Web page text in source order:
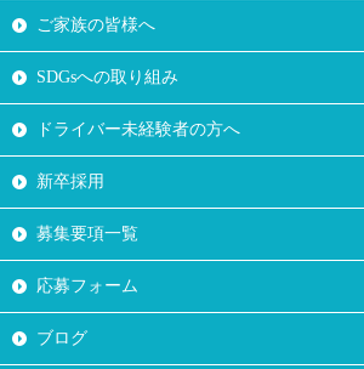
ご家族の皆様へ
SDGsへの取り組み
ドライバー未経験者の方へ
新卒採用
募集要項一覧
応募フォーム
ブログ